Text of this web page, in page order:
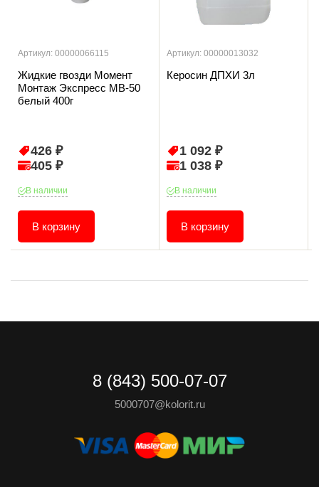
Артикул: 00000066115
Жидкие гвозди Момент
Монтаж Экспресс МВ-50
белый 400г
426 ₽
405 ₽
В наличии
В корзину
Артикул: 00000013032
Керосин ДПХИ 3л
1 092 ₽
1 038 ₽
В наличии
В корзину
8 (843) 500-07-07
5000707@kolorit.ru